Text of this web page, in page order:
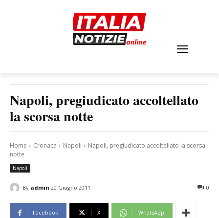
Napoli, pregiudicato accoltellato
la scorsa notte
Home Cronaca Napoli
Napoli, pregiudicato accoltellato la scorsa
notte
Napoli
By admin 20 Giugno 2011 0
Facebook X WhatsApp